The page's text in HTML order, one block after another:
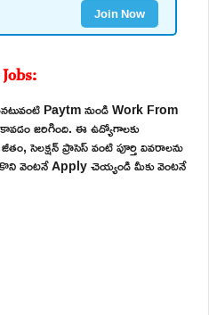
Join Now
Paytm నుండి Work From
జరిగింది. ఈ ఉద్యోగాలకు
సెలక్షన్ ప్రాసెస్ వంటి పూర్తి వివరాలను
వెంటనే Apply చెయ్యండి మీకు వెంటనే